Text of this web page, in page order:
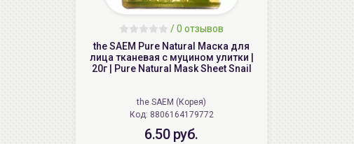
/0 отзывов
the SAEM Pure Natural Маска для
лица тканевая с муцином улитки |
20г | Pure Natural Mask Sheet Snail
the SAEM (Корея)
Код: 8806164179772
6.50 руб.